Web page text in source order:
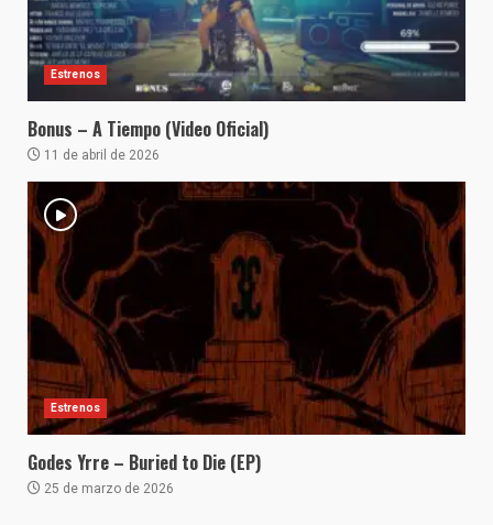
Estrenos
Bonus – A Tiempo (Video Oficial)
11 de abril de 2026
Estrenos
Godes Yrre – Buried to Die (EP)
25 de marzo de 2026